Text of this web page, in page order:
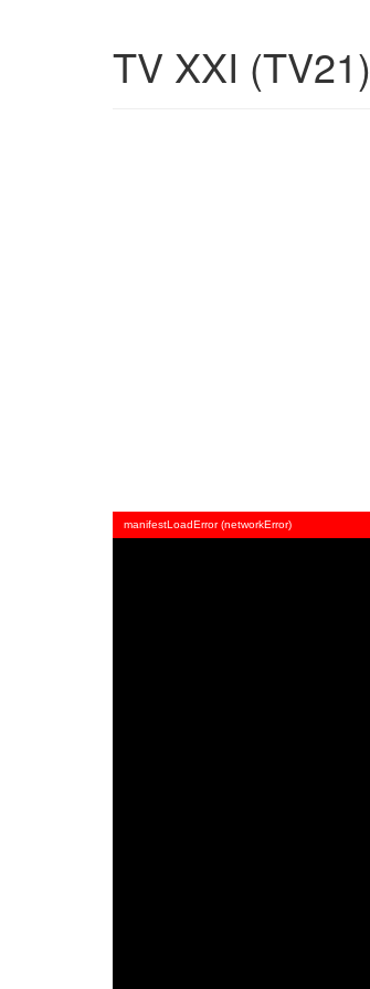
TV XXI (TV21)
manifestLoadError (networkError)